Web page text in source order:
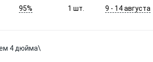
95% 1шт. 9 - 14 августа
4 дюйма\